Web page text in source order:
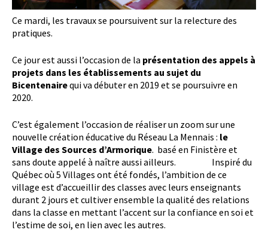
Ce mardi, les travaux se poursuivent sur la relecture des
pratiques.
Ce jour est aussi l’occasion de la présentation des appels à
projets dans les établissements au sujet du
Bicentenairequi va débuter en 2019 et se poursuivre en
2020.
C’est également l’occasion de réaliser un zoom sur une
nouvelle création éducative du Réseau La Mennais : le
Village des Sources d’Armorique. basé en Finistère et
sans doute appelé à naître aussi ailleurs. Inspiré du
Québec où 5 Villages ont été fondés, l’ambition de ce
village est d’accueillir des classes avec leurs enseignants
durant 2 jours et cultiver ensemble la qualité des relations
dans la classe en mettant l’accent sur la confiance en soi et
l’estime de soi, en lien avec les autres.